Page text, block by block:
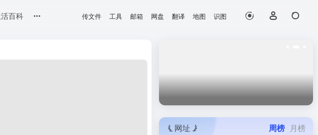
百科 传文件 工具 邮箱 网盘 翻译 地图 识图
网址 周榜 月榜